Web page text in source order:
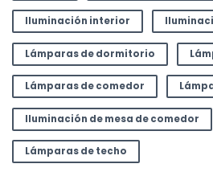
Iluminación interior
Lámparas de dormitorio
Lámparas de comedor
Iluminación de mesa de comedor
Lámparas de techo